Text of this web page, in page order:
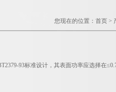
您现在的位置： 首页 >
93标准设计，其表面功率应选择在